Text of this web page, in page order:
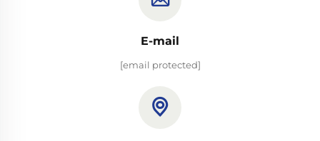
E-mail
[email protected]